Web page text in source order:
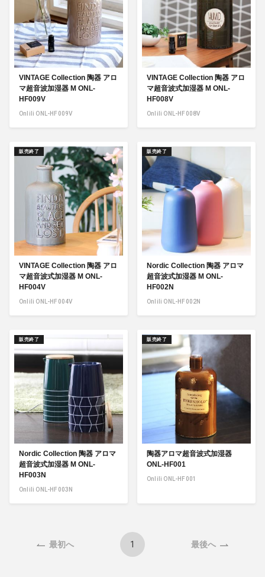
VINTAGE Collection 陶器 アロ
マ超音波加湿器 M ONL-
HF009V
Onlili ONL-HF009V
VINTAGE Collection 陶器 アロ
マ超音波式加湿器 M ONL-
HF008V
Onlili ONL-HF008V
VINTAGE Collection 陶器 アロ
マ超音波式加湿器 M ONL-
HF004V
Onlili ONL-HF004V
販売終了
Nordic Collection 陶器 アロマ
超音波式加湿器 M ONL-
HF002N
Onlili ONL-HF002N
販売終了
Nordic Collection 陶器 アロマ
超音波式加湿器 M ONL-
HF003N
Onlili ONL-HF003N
販売終了
陶器アロマ超音波式加湿器
ONL-HF001
Onlili ONL-HF001
販売終了
最初へ 1 最後へ